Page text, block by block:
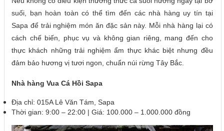
suối, bạn hoàn toàn có thể tìm đến các nhà hàng uy tín tại
Sapa để trải nghiệm món ăn đặc sản này. Mỗi nhà hàng lại có
cách chế biến, phục vụ và không gian riêng, mang đến cho
thực khách những trải nghiệm ẩm thực khác biệt nhưng đều
đảm bảo hương vị tươi ngon, chuẩn núi rừng Tây Bắc.
Nhà hàng Vua Cá Hồi Sapa
Địa chỉ: 015A Lê Văn Tám, Sapa
Thời gian: 9:00 – 22:00 | Giá: 100.000 – 1.000.000 đồng